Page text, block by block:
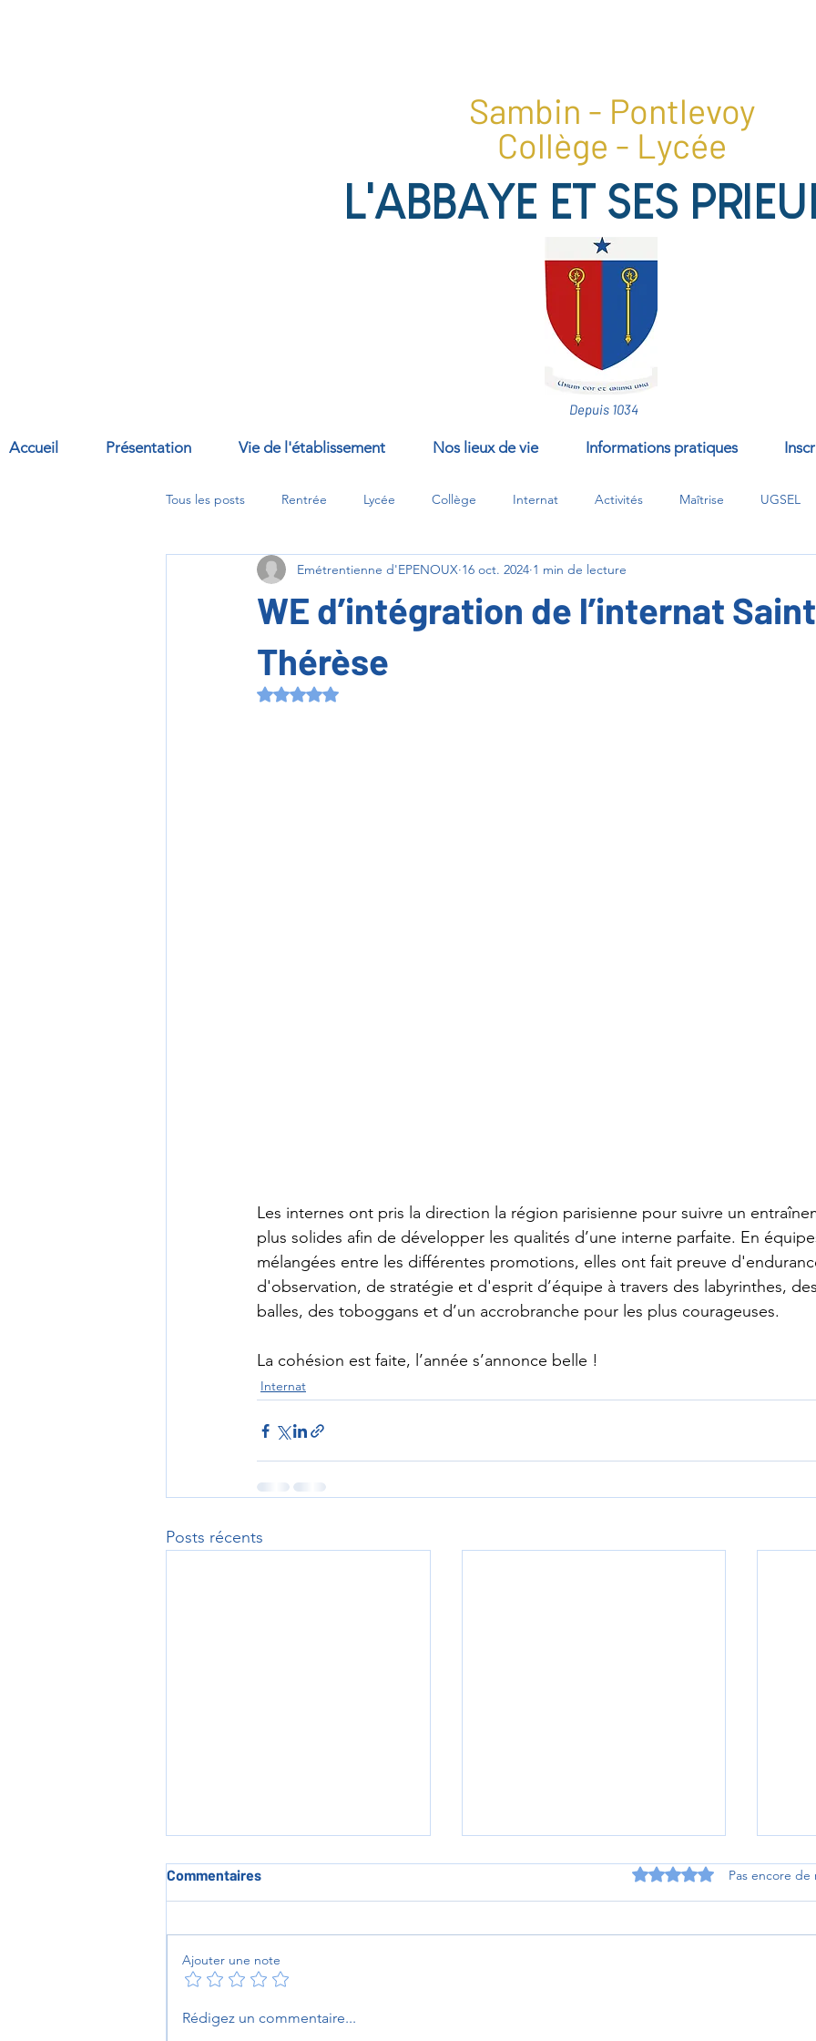
Sambin - Pontlevoy
Collège - Lycée
L'ABBAYE ET SES
Depuis 1034
Accueil Présentation Vie de l'établissement Nos lieux de vie Informations pratiques
Tous les posts Rentrée Lycée Collège Internat Activités Maîtrise UGSEL
Abbaye options/compléments/EPI
WE d’intégration de l’internat
Thérèse
Emétrentienne d'EPENOUX 16 oct. 2024 1 min de lecture
Noté NaN étoiles sur 5.
Les internes ont pris la direction la région parisienne pour suivre un
plus solides afin de développer les qualités d’une interne parfaite. En
mélangées entre les différentes promotions, elles ont fait preuve
d'observation, de stratégie et d'esprit d’équipe à travers des labyrinthes,
balles, des toboggans et d’un accrobranche pour les plus courageuses.
La cohésion est faite, l’année s’annonce belle !
Internat
Posts récents
Une invitée de marque à
Commentaires Noté 0 étoile sur 5.Pas encore de
Ajouter une note
Rédigez un commentaire...